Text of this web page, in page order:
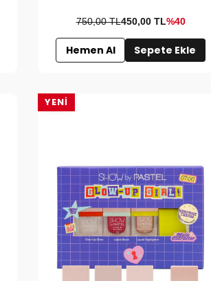
750,00 TL450,00TL%40
Hemen Al Sepete Ekle
YENI